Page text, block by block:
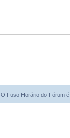
g
e
e
O Fuso Horário do Fórum é